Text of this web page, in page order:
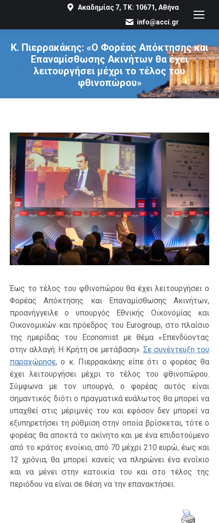
Ακαδημίας 7, ΤΚ: 10671, Αθήνα
info@acci.gr
K. Πιερρακάκης: «Ο Φορέας Απόκτησης και
Επαναμίσθωσης Ακινήτων θα έχει
λειτουργήσει μέχρι το τέλος του
φθινοπώρου»
You are here:
Έως το τέλος του φθινοπώρου θα έχει λειτουργήσει ο
Φορέας Απόκτησης και Επαναμίσθωσης Ακινήτων,
προανήγγειλε ο υπουργός Εθνικής Οικονομίας και
Οικονομικών και πρόεδρος του Eurogroup, στο πλαίσιο
της ημερίδας του Economist με θέμα «Επενδύοντας
στην αλλαγή: Η Κρήτη σε μετάβαση». Σε συνέντευξη του
παραχώρησε, ο κ. Πιερρακάκης είπε ότι ο φορέας θα
έχει λειτουργήσει μέχρι το τέλος του φθινοπώρου.
Σύμφωνα με τον υπουργό, ο φορέας αυτός είναι
σημαντικός διότι ο πραγματικά ευάλωτος θα μπορεί να
υπαχθεί στις μέριμνές του και εφόσον δεν μπορεί να
εξυπηρετήσει τη ρύθμιση στην οποία βρίσκεται, τότε ο
φορέας θα αποκτά το ακίνητο και με ένα επιδοτούμενο
από το κράτος ενοίκιο, από 70 μέχρι 210 ευρώ, έως και
12 χρόνια, θα μπορεί κανείς να πληρώνει ένα ενοίκιο
και να μένει στην κατοικία του και στο τέλος της
περιόδου να είναι σε θέση να την επανακτήσει.